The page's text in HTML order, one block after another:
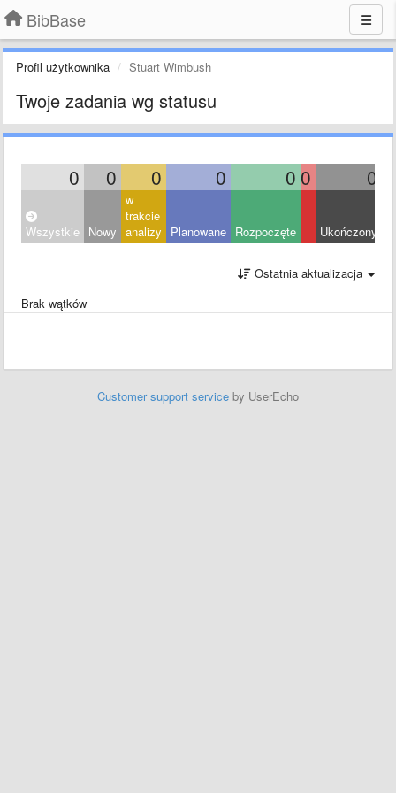
BibBase
Profil użytkownika Stuart Wimbush
Twoje zadania wg statusu
0 0 0 0 0 0 0
Wszystkie Nowy
w
trakcie
analizy
Planowane Rozpoczęte Ukończony
Ostatnia aktualizacja
Brak wątków
Customer support service by UserEcho